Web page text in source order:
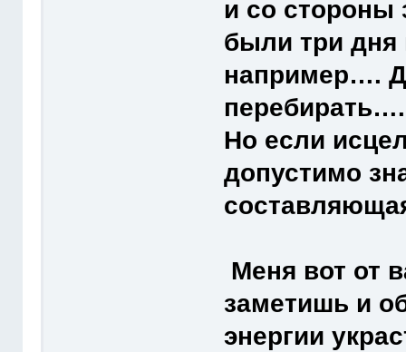
и со
были три дня
например….
перебирать….
Но если
допустимо
Меня вот от
заметишь и
энергии